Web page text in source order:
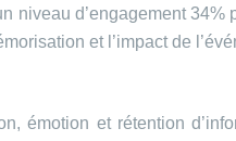
niveau d’engagement 34%
et l’impact de
émotion et rétention